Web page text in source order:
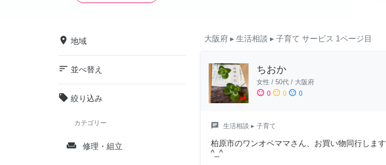
place 地域
sort 並べ替え
local_offer 絞り込み
カテゴリー
weekend 修理・組立
大阪府 ▸ 生活相談 ▸ 子育て サービス 1ページ目
ちおか
女性 / 50代 / 大阪府
sentiment_satisfied 0 sentiment_neutral 0 sentiment_dissatisfied 0
chat 生活相談 ▸ 子育て
柏原市のワンオペママさん、お買い物同行します
^_^